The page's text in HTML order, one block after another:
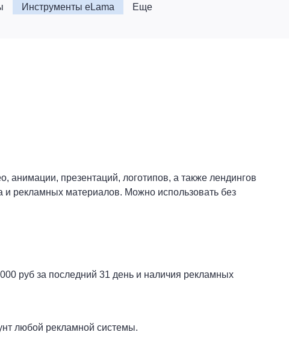
Инструменты eLama Еще
презентаций, логотипов, а также лендингов
и рекламных материалов. Можно использовать без
руб за последний 31 день и наличия рекламных
любой рекламной системы.